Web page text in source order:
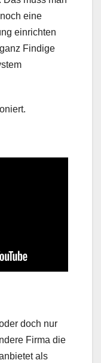
eine
einrichten
Findige
doch nur
Firma die
als